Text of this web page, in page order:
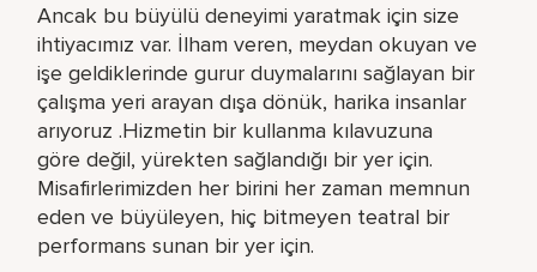
Ancak bu büyülü deneyimi yaratmak için size
ihtiyacımız var. İlham veren, meydan okuyan ve
işe geldiklerinde gurur duymalarını sağlayan bir
çalışma yeri arayan dışa dönük, harika insanlar
arıyoruz .Hizmetin bir kullanma kılavuzuna
göre değil, yürekten sağlandığı bir yer için.
Misafirlerimizden her birini her zaman memnun
eden ve büyüleyen, hiç bitmeyen teatral bir
performans sunan bir yer için.